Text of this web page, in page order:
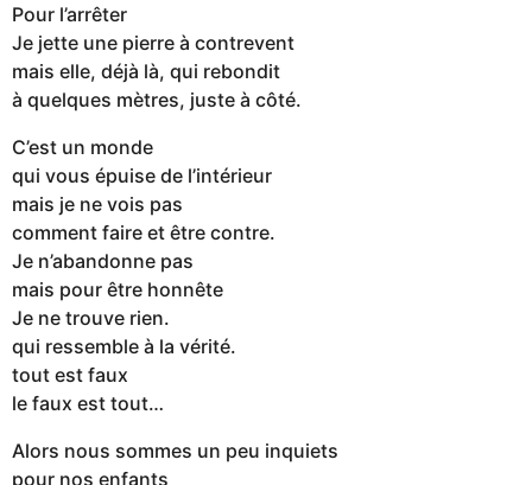
Pour l’arrêter
Je jette une pierre à contrevent
mais elle, déjà là, qui rebondit
à quelques mètres, juste à côté.
C’est un monde
qui vous épuise de l’intérieur
mais je ne vois pas
comment faire et être contre.
Je n’abandonne pas
mais pour être honnête
Je ne trouve rien.
qui ressemble à la vérité.
tout est faux
le faux est tout…
Alors nous sommes un peu inquiets
pour nos enfants